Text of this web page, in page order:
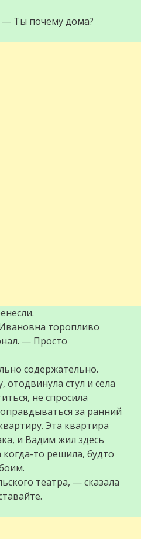
Ты почему дома?
торопливо
— Просто
содержательно.
отодвинула стул и села
не спросила
за ранний
Эта квартира
и Вадим жил здесь
то решила, будто
театра, — сказала